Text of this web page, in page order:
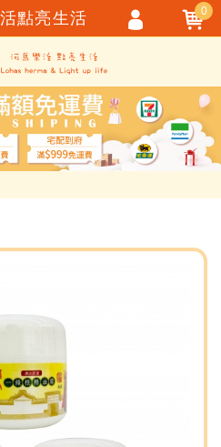
點亮生活 0
登入
註冊
記密碼
查詢
中文